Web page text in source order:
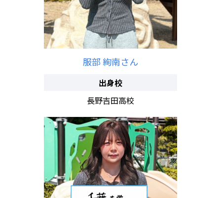
服部 絢南さん
出身校
長野吉田高校